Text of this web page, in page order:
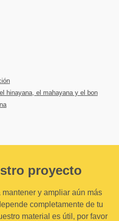
hinayana, el mahayana y el bon
proyecto
y ampliar aún más
completamente de tu
material es útil, por favor